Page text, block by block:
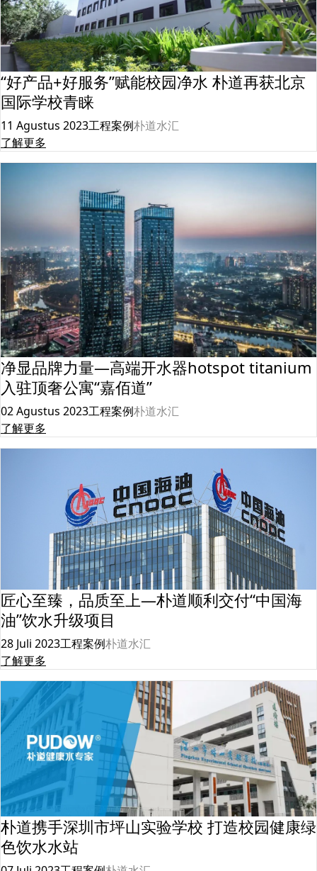
“好产品+好服务”赋能校园净水 朴道再获北京
国际学校青睐
11 Agustus 2023工程案例朴道水汇
了解更多
净显品牌力量—高端开水器hotspot titanium
入驻顶奢公寓“嘉佰道”
02 Agustus 2023工程案例朴道水汇
了解更多
匠心至臻，品质至上—朴道顺利交付“中国海
油”饮水升级项目
28 Juli 2023工程案例朴道水汇
了解更多
朴道携手深圳市坪山实验学校 打造校园健康绿
色饮水水站